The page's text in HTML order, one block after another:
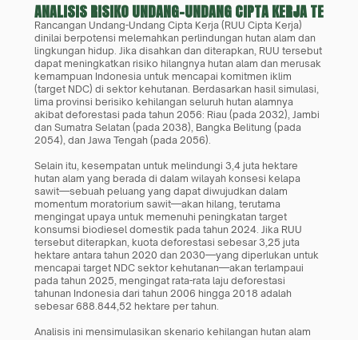
ANALISIS RISIKO UNDANG-UNDANG CIPTA KERJA
Rancangan Undang-Undang Cipta Kerja (RUU Cipta Kerja)
dinilai berpotensi melemahkan perlindungan hutan alam dan
lingkungan hidup. Jika disahkan dan diterapkan, RUU tersebut
dapat meningkatkan risiko hilangnya hutan alam dan merusak
kemampuan Indonesia untuk mencapai komitmen iklim
(target NDC) di sektor kehutanan. Berdasarkan hasil simulasi,
lima provinsi berisiko kehilangan seluruh hutan alamnya
akibat deforestasi pada tahun 2056: Riau (pada 2032), Jambi
dan Sumatra Selatan (pada 2038), Bangka Belitung (pada
2054), dan Jawa Tengah (pada 2056).
Selain itu, kesempatan untuk melindungi 3,4 juta hektare
hutan alam yang berada di dalam wilayah konsesi kelapa
sawit—sebuah peluang yang dapat diwujudkan dalam
momentum moratorium sawit—akan hilang, terutama
mengingat upaya untuk memenuhi peningkatan target
konsumsi biodiesel domestik pada tahun 2024. Jika RUU
tersebut diterapkan, kuota deforestasi sebesar 3,25 juta
hektare antara tahun 2020 dan 2030—yang diperlukan untuk
mencapai target NDC sektor kehutanan—akan terlampaui
pada tahun 2025, mengingat rata-rata laju deforestasi
tahunan Indonesia dari tahun 2006 hingga 2018 adalah
sebesar 688.844,52 hektare per tahun.
Analisis ini mensimulasikan skenario kehilangan hutan alam